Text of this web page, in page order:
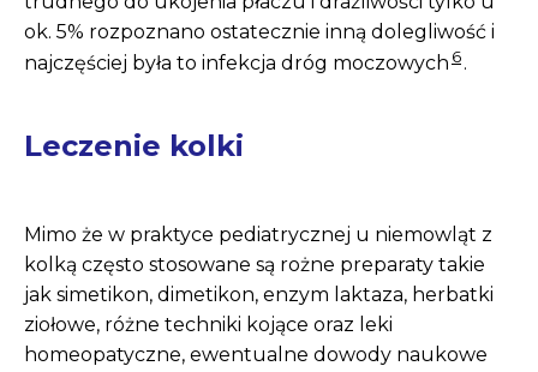
ok. 5% rozpoznano ostatecznie inną dolegliwość i
najczęściej była to infekcja dróg moczowych 6.
Leczenie kolki
Mimo że w praktyce pe­diatrycznej u niemowląt z
kolką często stosowane są rożne preparaty takie
jak simetikon, dimetikon, enzym lak­taza, herbatki
ziołowe, różne techniki kojące oraz leki
homeopatyczne, ewentualne dowody naukowe